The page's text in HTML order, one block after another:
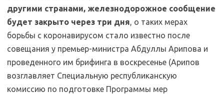
другими странами, железнодорожное сообщение
будет закрыто через три дня, о таких мерах
борьбы с коронавирусом стало известно после
совещания у премьер-министра Абдуллы Арипова и
проведенного им брифинга в воскресенье (Арипов
возглавляет Специальную республиканскую
комиссию по подготовке Программы мер